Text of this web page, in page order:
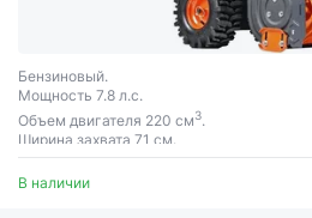
Бензиновый.
Мощность 7.8 л.с.
Объем двигателя 220 см3.
Ширина захвата 71 см.
В наличии